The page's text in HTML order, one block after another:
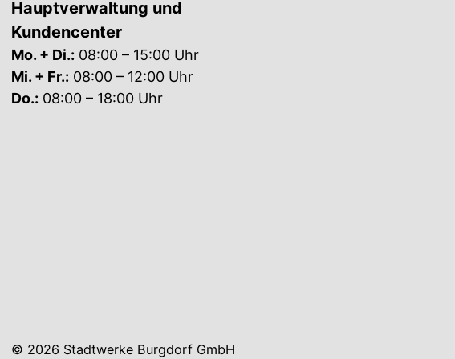
Hauptverwaltung und
Kundencenter
Mo. + Di.: 08:00 – 15:00 Uhr
Mi. + Fr.: 08:00 – 12:00 Uhr
Do.: 08:00 – 18:00 Uhr
© 2026 Stadtwerke Burgdorf GmbH